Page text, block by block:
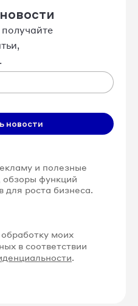
новости
и полезные
функций
для роста бизнеса.
моих
в соответствии
.